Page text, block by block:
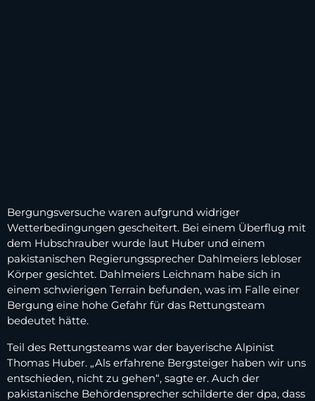
Bergungsversuche waren aufgrund widriger
Wetterbedingungen gescheitert. Bei einem Überflug mit
dem Hubschrauber wurde laut Huber und einem
pakistanischen Regierungssprecher Dahlmeiers lebloser
Körper gesichtet. Dahlmeiers Leichnam habe sich in
einem schwierigen Terrain befunden, was im Falle einer
Bergung eine hohe Gefahr für das Rettungsteam
bedeutet hätte.
Teil des Rettungsteams war der bayerische Alpinist
Thomas Huber. „Als erfahrene Bergsteiger haben wir uns
entschieden, nicht zu gehen“, sagte er. Auch der
pakistanische Behördensprecher schilderte der dpa, dass